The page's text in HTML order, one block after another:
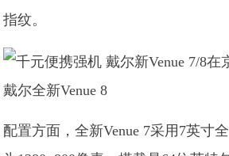
指纹。
戴尔全新Venue 8
配置方面，全新Venue 7采用7英寸